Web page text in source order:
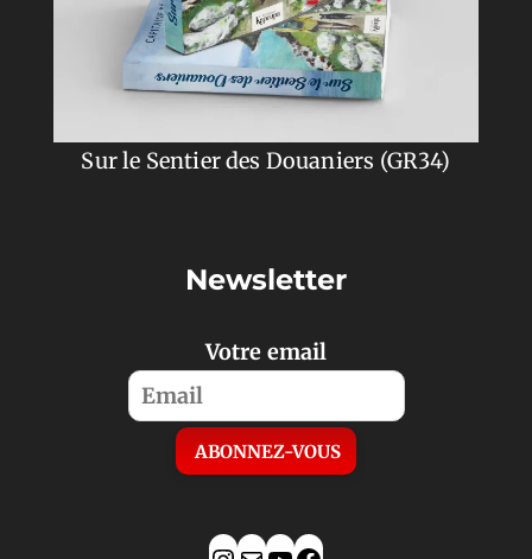
Sur le Sentier des Douaniers (GR34)
Newsletter
Votre email